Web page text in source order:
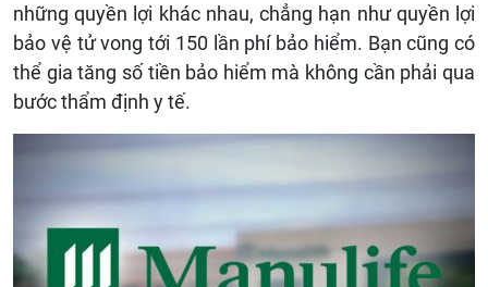
những quyền lợi khác nhau, chẳng hạn như quyền lợi
bảo vệ tử vong tới 150 lần phí bảo hiểm. Bạn cũng có
thể gia tăng số tiền bảo hiểm mà không cần phải qua
bước thẩm định y tế.